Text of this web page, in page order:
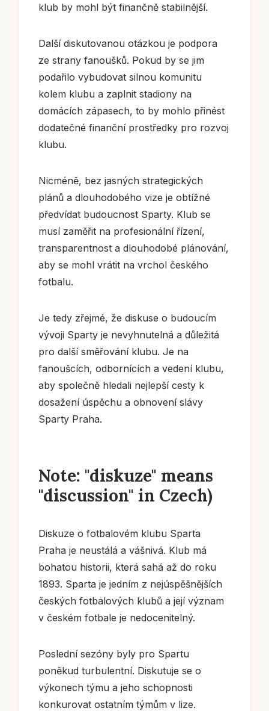
klub by mohl být finančně stabilnější.
Další diskutovanou otázkou je podpora
ze strany fanoušků. Pokud by se jim
podařilo vybudovat silnou komunitu
kolem klubu a zaplnit stadiony na
domácích zápasech, to by mohlo přinést
dodatečné finanční prostředky pro rozvoj
klubu.
Nicméně, bez jasných strategických
plánů a dlouhodobého vize je obtížné
předvídat budoucnost Sparty. Klub se
musí zaměřit na profesionální řízení,
transparentnost a dlouhodobé plánování,
aby se mohl vrátit na vrchol českého
fotbalu.
Je tedy zřejmé, že diskuse o budoucím
vývoji Sparty je nevyhnutelná a důležitá
pro další směřování klubu. Je na
fanoušcích, odbornících a vedení klubu,
aby společně hledali nejlepší cesty k
dosažení úspěchu a obnovení slávy
Sparty Praha.
Note: "diskuze" means
"discussion" in Czech)
Diskuze o fotbalovém klubu Sparta
Praha je neustálá a vášnivá. Klub má
bohatou historii, která sahá až do roku
1893. Sparta je jedním z nejúspěšnějších
českých fotbalových klubů a její význam
v českém fotbale je nedocenitelný.
Poslední sezóny byly pro Spartu
poněkud turbulentní. Diskutuje se o
výkonech týmu a jeho schopnosti
konkurovat ostatním týmům v lize.